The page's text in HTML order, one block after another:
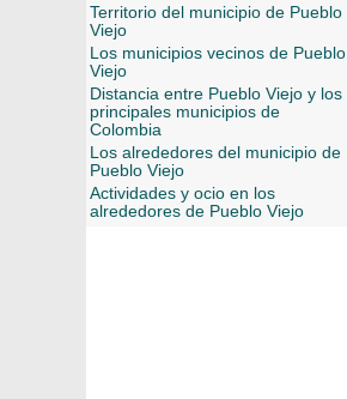
Territorio del municipio de Pueblo
Viejo
Los municipios vecinos de Pueblo
Viejo
Distancia entre Pueblo Viejo y los
principales municipios de
Colombia
Los alrededores del municipio de
Pueblo Viejo
Actividades y ocio en los
alrededores de Pueblo Viejo